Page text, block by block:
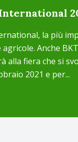
la più
Anche
fiera che si
2021 e per...